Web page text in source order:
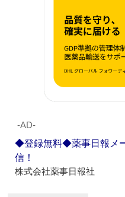
‐AD‐
◆登録無料◆薬事日報メ
信！
株式会社薬事日報社